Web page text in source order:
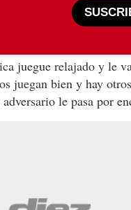
juegue relajado y le
juegan bien y hay
le pasa por